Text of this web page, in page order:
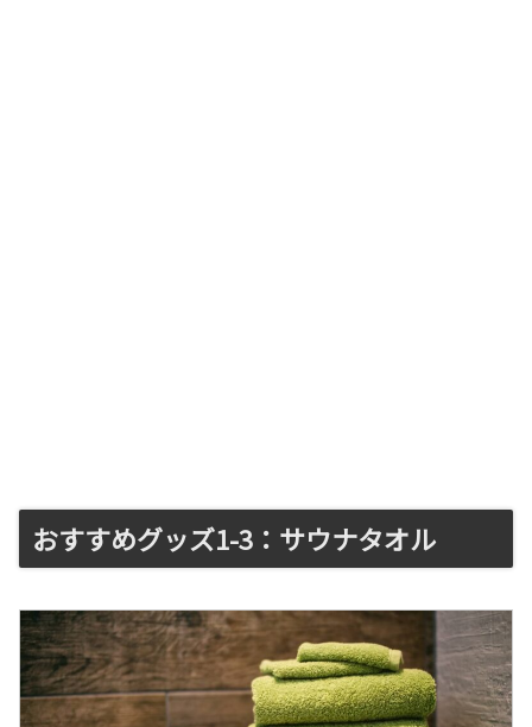
おすすめグッズ1-3：サウナタオル